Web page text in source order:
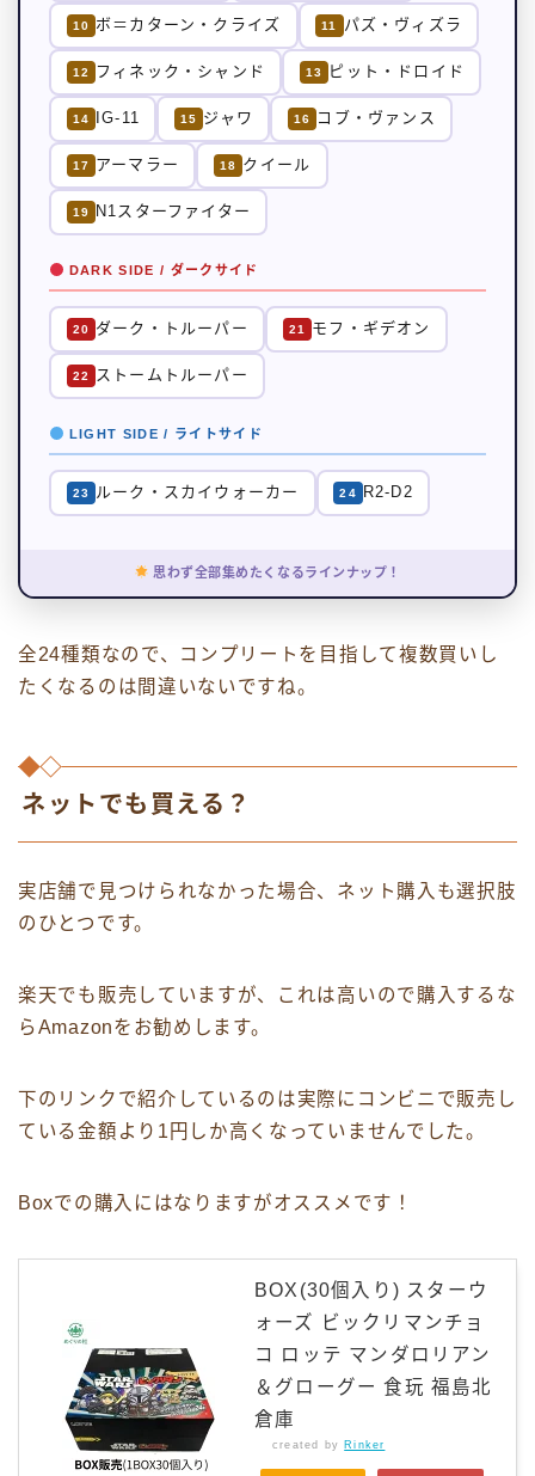
10 ボ＝カターン・クライズ 11 パズ・ヴィズラ
12 フィネック・シャンド 13 ピット・ドロイド
14 IG-11 15 ジャワ 16 コブ・ヴァンス
17 アーマラー 18 クイール
19 N1スターファイター
DARK SIDE / ダークサイド
20 ダーク・トルーパー 21 モフ・ギデオン
22 ストームトルーパー
LIGHT SIDE / ライトサイド
23 ルーク・スカイウォーカー 24 R2-D2
思わず全部集めたくなるラインナップ！
全24種類なので、コンプリートを目指して複数買いし
たくなるのは間違いないですね。
ネットでも買える？
実店舗で見つけられなかった場合、ネット購入も選択肢
のひとつです。
楽天でも販売していますが、これは高いので購入するな
らAmazonをお勧めします。
下のリンクで紹介しているのは実際にコンビニで販売し
ている金額より1円しか高くなっていませんでした。
Boxでの購入にはなりますがオススメです！
BOX(30個入り) スターウ
ォーズ ビックリマンチョ
コ ロッテ マンダロリアン
＆グローグー 食玩 福島北
倉庫
created by Rinker